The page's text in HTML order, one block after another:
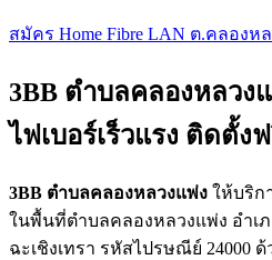
สมัคร Home Fibre LAN ต.คลองห
3BB ตำบลคลองหลวง
ไฟเบอร์เร็วแรง ติดตั้ง
3BB ตำบลคลองหลวงแพ่ง ให้บริก
ในพื้นที่ตำบลคลองหลวงแพ่ง อำเภ
ฉะเชิงเทรา รหัสไปรษณีย์ 24000 ด้